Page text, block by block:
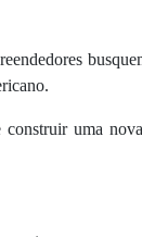
construir uma